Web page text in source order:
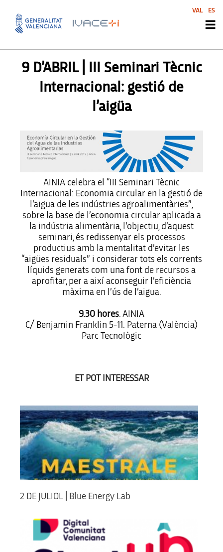
UNCATEGORIZED @CA
9 D’ABRIL | III Seminari Tècnic
Internacional: gestió de
l’aigüa
AINIA celebra el “III Seminari Tècnic
Internacional: Economia circular en la gestió de
l’aigua de les indústries agroalimentàries”,
sobre la base de l’economia circular aplicada a
la indústria alimentària, l’objectiu, d’aquest
seminari, és redissenyar els processos
productius amb la mentalitat d’evitar les
“aigües residuals” i considerar tots els corrents
líquids generats com una font de recursos a
aprofitar, per a així aconseguir l’eficiència
màxima en l’ús de l’aigua.
9.30 hores. AINIA
C/ Benjamin Franklin 5-11. Paterna (València)
Parc Tecnològic
ET POT INTERESSAR
2 DE JULIOL | Blue Energy Lab
VAL ES